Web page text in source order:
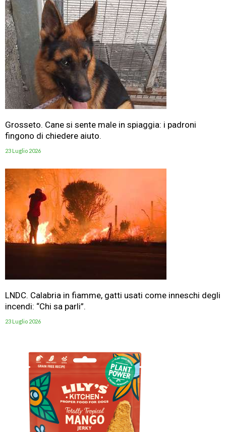
Grosseto. Cane si sente male in spiaggia: i padroni
fingono di chiedere aiuto.
23 Luglio 2026
LNDC. Calabria in fiamme, gatti usati come inneschi degli
incendi: “Chi sa parli”.
23 Luglio 2026